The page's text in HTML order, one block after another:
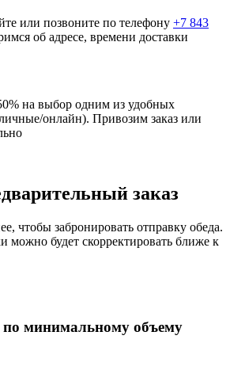
или позвоните по телефону +7 843
об адресе, времени доставки
на выбор одним из удобных
онлайн). Привозим заказ или
заказ
чтобы забронировать отправку обеда.
можно будет скорректировать ближе к
по минимальному объему